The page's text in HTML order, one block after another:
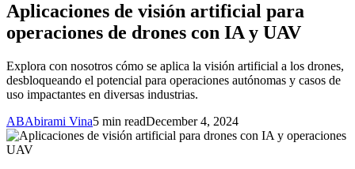
Aplicaciones de visión artificial para
operaciones de drones con IA y UAV
Explora con nosotros cómo se aplica la visión artificial a los drones,
desbloqueando el potencial para operaciones autónomas y casos de
uso impactantes en diversas industrias.
ABAbirami Vina5 min readDecember 4, 2024